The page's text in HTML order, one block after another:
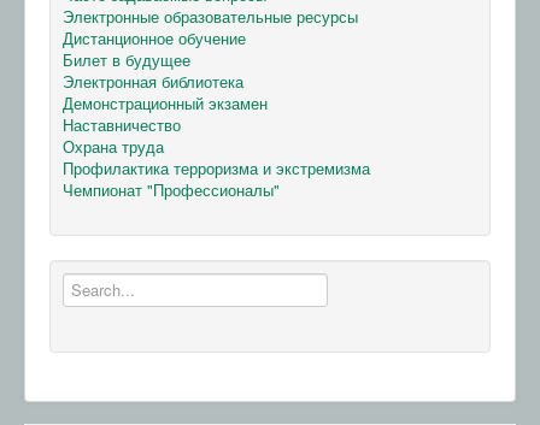
Электронные образовательные ресурсы
Дистанционное обучение
Билет в будущее
Электронная библиотека
Демонстрационный экзамен
Наставничество
Охрана труда
Профилактика терроризма и экстремизма
Чемпионат "Профессионалы"